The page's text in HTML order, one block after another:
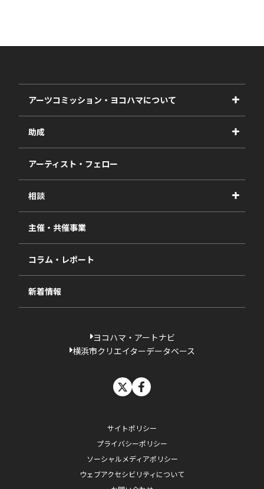
アーツコミッション・ヨコハマについて
事業紹介
事業報告書
助成
2027年度
2026年度
2025年度
2024年度
2023年度
過去の採択一覧
アーティスト・フェロー
相談
視察・ヒアリング・研究
相談依頼フォーム
主催・共催事業
コラム・レポート
新着情報
ヨコハマ・アートナビ
横浜市クリエイターデータベース
サイトポリシー
プライバシーポリシー
ソーシャルメディアポリシー
ウェブアクセシビリティについて